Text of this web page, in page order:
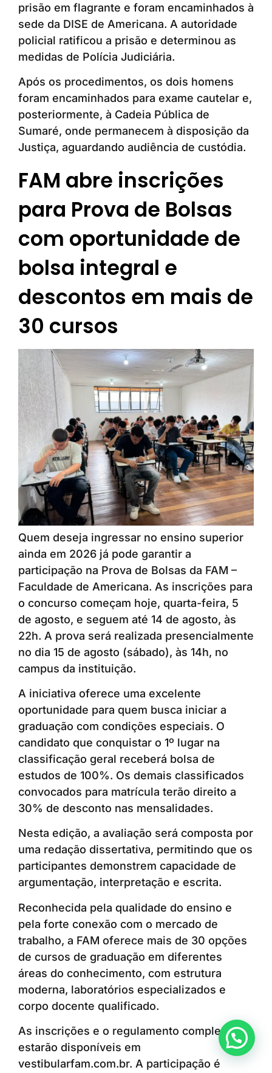
prisão em flagrante e foram encaminhados à
sede da DISE de Americana. A autoridade
policial ratificou a prisão e determinou as
medidas de Polícia Judiciária.
Após os procedimentos, os dois homens
foram encaminhados para exame cautelar e,
posteriormente, à Cadeia Pública de
Sumaré, onde permanecem à disposição da
Justiça, aguardando audiência de custódia.
FAM abre inscrições
para Prova de Bolsas
com oportunidade de
bolsa integral e
descontos em mais de
30 cursos
Quem deseja ingressar no ensino superior
ainda em 2026 já pode garantir a
participação na Prova de Bolsas da FAM –
Faculdade de Americana. As inscrições para
o concurso começam hoje, quarta-feira, 5
de agosto, e seguem até 14 de agosto, às
22h. A prova será realizada presencialmente
no dia 15 de agosto (sábado), às 14h, no
campus da instituição.
A iniciativa oferece uma excelente
oportunidade para quem busca iniciar a
graduação com condições especiais. O
candidato que conquistar o 1º lugar na
classificação geral receberá bolsa de
estudos de 100%. Os demais classificados
convocados para matrícula terão direito a
30% de desconto nas mensalidades.
Nesta edição, a avaliação será composta por
uma redação dissertativa, permitindo que os
participantes demonstrem capacidade de
argumentação, interpretação e escrita.
Reconhecida pela qualidade do ensino e
pela forte conexão com o mercado de
trabalho, a FAM oferece mais de 30 opções
de cursos de graduação em diferentes
áreas do conhecimento, com estrutura
moderna, laboratórios especializados e
corpo docente qualificado.
As inscrições e o regulamento completo
estarão disponíveis em
vestibularfam.com.br. A participação é
Anunciar ou recomendar matéria